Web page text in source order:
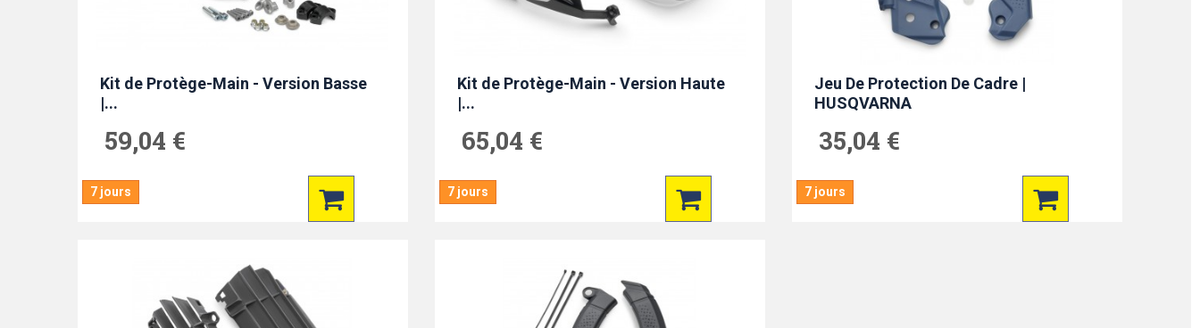
Kit de Protège-Main - Version Basse
|...
59,04 €
7 jours
Kit de Protège-Main - Version Haute
|...
65,04 €
7 jours
Jeu De Protection De Cadre |
HUSQVARNA
35,04 €
7 jours